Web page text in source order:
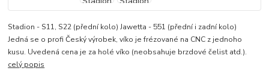
Stadion - S11, S22 (přední kolo) Jawetta - 551 (přední i zadní kolo)
Jedná se o profi Český výrobek, víko je frézované na CNC z jednoho
kusu. Uvedená cena je za holé víko (neobsahuje brzdové čelist atd.).
celý popis